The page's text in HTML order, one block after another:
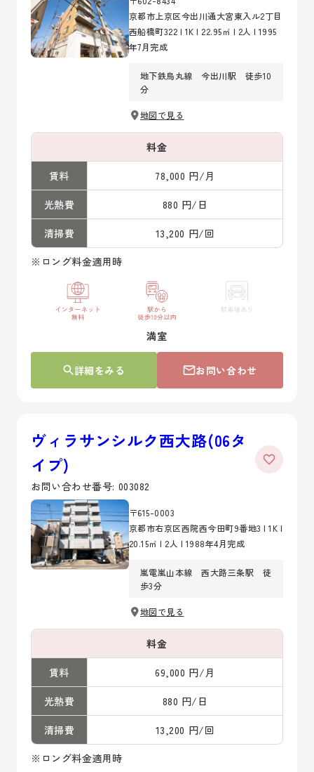
京都市上京区今出川通大宮東入ル2丁目
西船橋町322 | 1K | 22.95㎡ | 2人 | 1995
年7月完成
地下鉄烏丸線 今出川駅 徒歩10
分
地図で見る
料金
賃料 78,000 円/月
光熱費 880 円/日
清掃費
13,200 円/回
※ロング料金適用時
満室
詳細をみる お問い合わせ
ヴィラサンシルク西大路(06タ
イプ)
お問い合わせ番号: 003082
〒615-0003
京都市右京区西院西今田町9番地3 | 1K |
20.15㎡ | 2人 | 1988年4月完成
嵐電嵐山本線 西大路三条駅 徒
歩3分
地図で見る
料金
賃料 69,000 円/月
光熱費 880 円/日
清掃費
13,200 円/回
※ロング料金適用時